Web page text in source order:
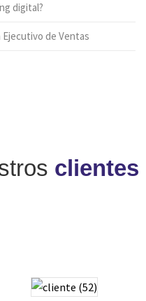
digital?
de Ventas
clientes